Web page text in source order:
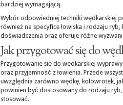
bardziej wymagającą.
Wybór odpowiedniej techniki wędkarskiej
również na specyfice łowiska i rodzaju
doświadczenia oraz oferuje różne
Jak przygotować się do
Przygotowanie się do wędkarskiej
oraz przyjemność z łowienia. Przede
uwzględnia zarówno wędkę, kołowrotek,
powinien być dostosowany do rodzaju
stosować.